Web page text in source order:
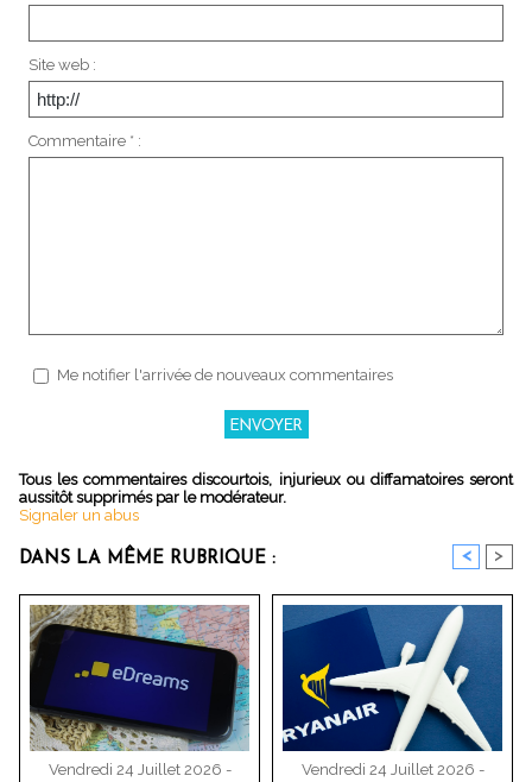
Site web :
Commentaire * :
Me notifier l'arrivée de nouveaux commentaires
Tous les commentaires discourtois, injurieux ou diffamatoires seront
aussitôt supprimés par le modérateur.
Signaler un abus
DANS LA MÊME RUBRIQUE : < >
Vendredi 24 Juillet 2026 -
Vendredi 24 Juillet 2026 -